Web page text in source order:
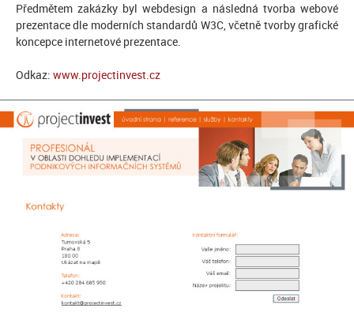
Předmětem zakázky byl webdesign a následná tvorba webové
prezentace dle moderních standardů W3C, včetně tvorby grafické
koncepce internetové prezentace.
Odkaz: www.projectinvest.cz